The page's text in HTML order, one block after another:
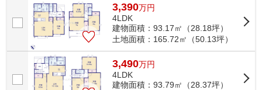
3,390万円
4LDK
建物面積：93.17㎡（28.18坪）
土地面積：165.72㎡（50.13坪）
3,490万円
4LDK
建物面積：93.79㎡（28.37坪）